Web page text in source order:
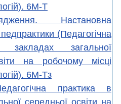
6М-Т
Настановна
(Педагогічна
загальної
на робочому місці
6М-Тз
практика в